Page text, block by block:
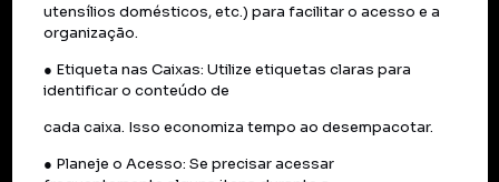
utensílios domésticos, etc.) para facilitar o acesso e a
organização.
● Etiqueta nas Caixas: Utilize etiquetas claras para
identificar o conteúdo de
cada caixa. Isso economiza tempo ao desempacotar.
● Planeje o Acesso: Se precisar acessar